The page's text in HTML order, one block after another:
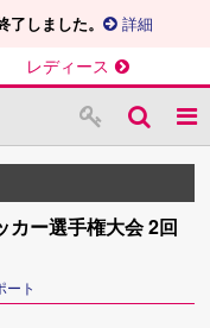
しました。 詳細
レディース
カー選手権大会 2回
ート